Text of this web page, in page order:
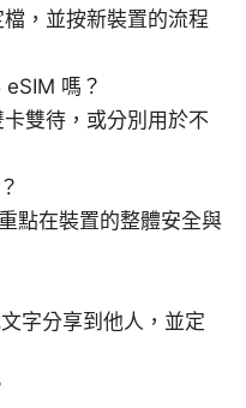
，並按新裝置的流程
嗎？
雙待，或分別用於不
點在裝置的整體安全與
字分享到他人，並定